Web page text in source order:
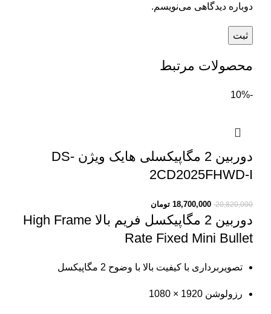
دوباره دیدگاهی می‌نویسم.
محصولات مرتبط
-10%
دوربین 2 مگاپیکسلی هایک ویژن DS-
2CD2025FHWD-I
20,820,000
18,700,000 تومان
دوربین 2 مگاپیکسل فریم بالا
High Frame
Rate Fixed Mini Bullet
تصویربرداری با کیفیت بالا با وضوح 2 مگاپیکسل
رزولوشن 1920 × 1080